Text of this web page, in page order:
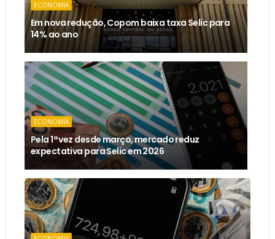
ECONOMIA
Em nova redução, Copom baixa taxa Selic para
14% ao ano
ECONOMIA
Pela 1ª vez desde março, mercado reduz
expectativa para Selic em 2026